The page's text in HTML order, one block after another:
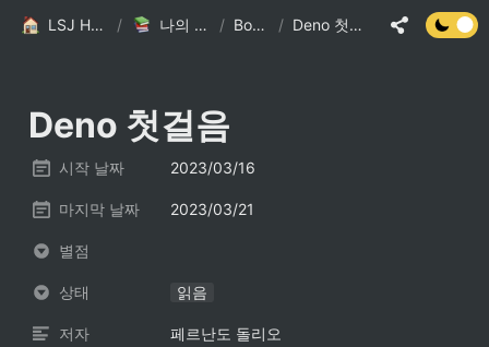
LSJ HOME / 나의 책장 / Books / Deno 첫걸음
Deno 첫걸음
시작 날짜 2023/03/16
마지막 날짜 2023/03/21
별점
상태 읽음
저자 페르난도 돌리오